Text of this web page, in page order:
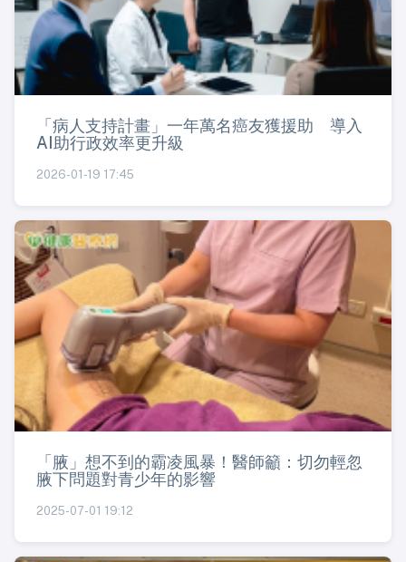
「病人支持計畫」一年萬名癌友獲援助 導入
AI助行政效率更升級
2026-01-19 17:45
「腋」想不到的霸凌風暴！醫師籲：切勿輕忽
腋下問題對青少年的影響
2025-07-01 19:12